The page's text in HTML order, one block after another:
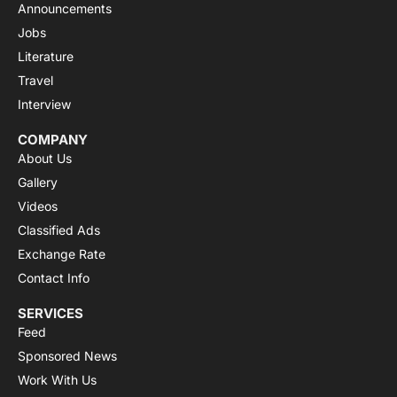
Announcements
Jobs
Literature
Travel
Interview
COMPANY
About Us
Gallery
Videos
Classified Ads
Exchange Rate
Contact Info
SERVICES
Feed
Sponsored News
Work With Us